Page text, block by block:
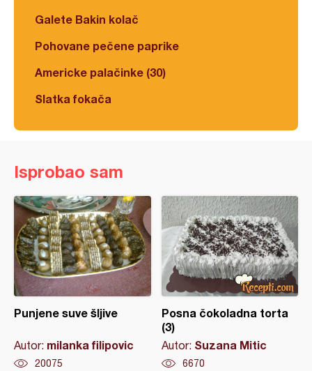
Galete Bakin kolač
Pohovane pečene paprike
Americke palačinke (30)
Slatka fokača
Isprobao sam
Punjene suve šljive
Autor: milanka filipovic
20075
Posna čokoladna torta
(3)
Autor: Suzana Mitic
6670